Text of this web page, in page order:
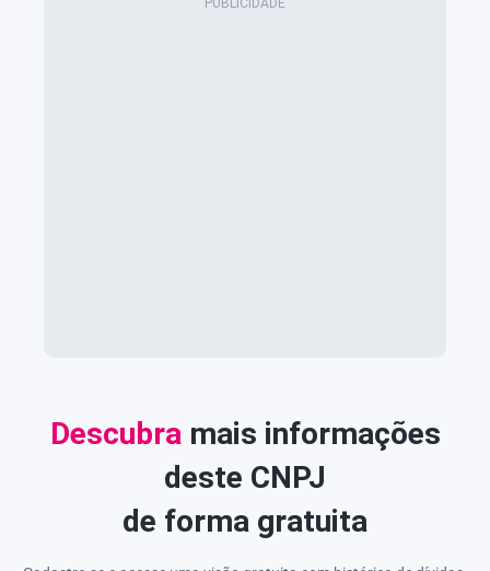
Descubra mais informações
deste CNPJ
de forma gratuita